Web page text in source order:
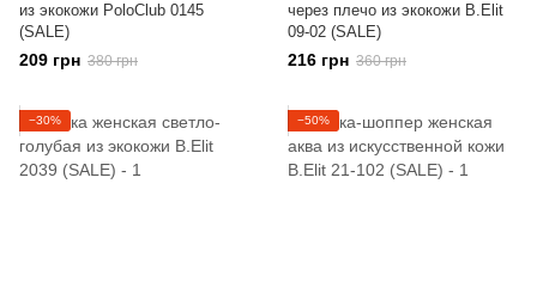
из экокожи PoloClub 0145
(SALE)
209 грн 380 грн
через плечо из экокожи B.Elit
09-02 (SALE)
216 грн 360 грн
−30% −50%